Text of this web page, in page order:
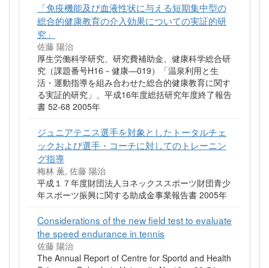
「免疫機能及び血液性状に与える短期集中型の
総合的健康教育の介入効果についての実証的研
究」
佐藤 陽治
厚生労働科学研究、研究費補助金、健康科学総合研
究（課題番号H16－健康―019）「温泉利用と生
活・運動指導を組み合わせた総合的健康教育に関す
る実証的研究」、平成16年度総括研究年度終了報告
書 52-68 2005年
ジュニアテニス選手を対象としたトータルチェ
ックおよび選手・コーチに対してのトレーニン
グ指導
梅林 薫, 佐藤 陽治
平成１７年度財団法人ヨネックススポーツ財団青少
年スポーツ振興に関する助成金事業報告書 2005年
Considerations of the new field test to evaluate
the speed endurance in tennis
佐藤 陽治
The Annual Report of Centre for Sportd and Health